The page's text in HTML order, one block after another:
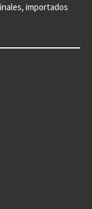
importados